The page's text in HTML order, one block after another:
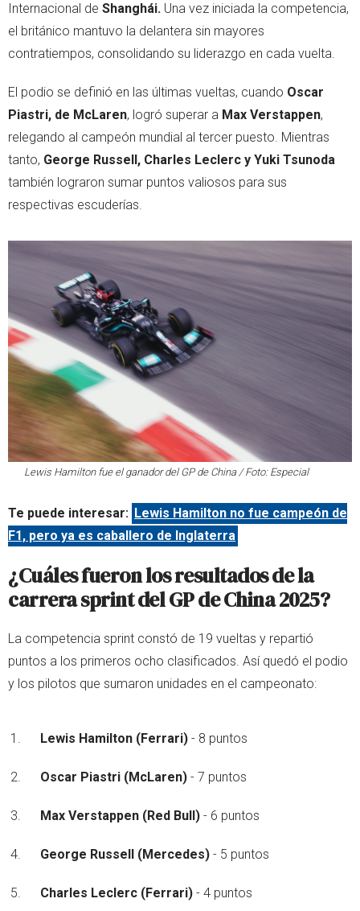
Internacional de Shanghái. Una vez iniciada la competencia,
el británico mantuvo la delantera sin mayores
contratiempos, consolidando su liderazgo en cada vuelta.
El podio se definió en las últimas vueltas, cuando Oscar
Piastri, de McLaren, logró superar a Max Verstappen,
relegando al campeón mundial al tercer puesto. Mientras
tanto, George Russell, Charles Leclerc y Yuki Tsunoda
también lograron sumar puntos valiosos para sus
respectivas escuderías.
Lewis Hamilton fue el ganador del GP de China / Foto: Especial
Te puede interesar: Lewis Hamilton no fue campeón de
F1, pero ya es caballero de Inglaterra
¿Cuáles fueron los resultados de la
carrera sprint del GP de China 2025?
La competencia sprint constó de 19 vueltas y repartió
puntos a los primeros ocho clasificados. Así quedó el podio
y los pilotos que sumaron unidades en el campeonato:
Lewis Hamilton (Ferrari) - 8 puntos
Oscar Piastri (McLaren) - 7 puntos
Max Verstappen (Red Bull) - 6 puntos
George Russell (Mercedes) - 5 puntos
Charles Leclerc (Ferrari) - 4 puntos